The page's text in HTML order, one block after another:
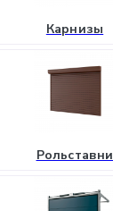
Карнизы
Рольставни